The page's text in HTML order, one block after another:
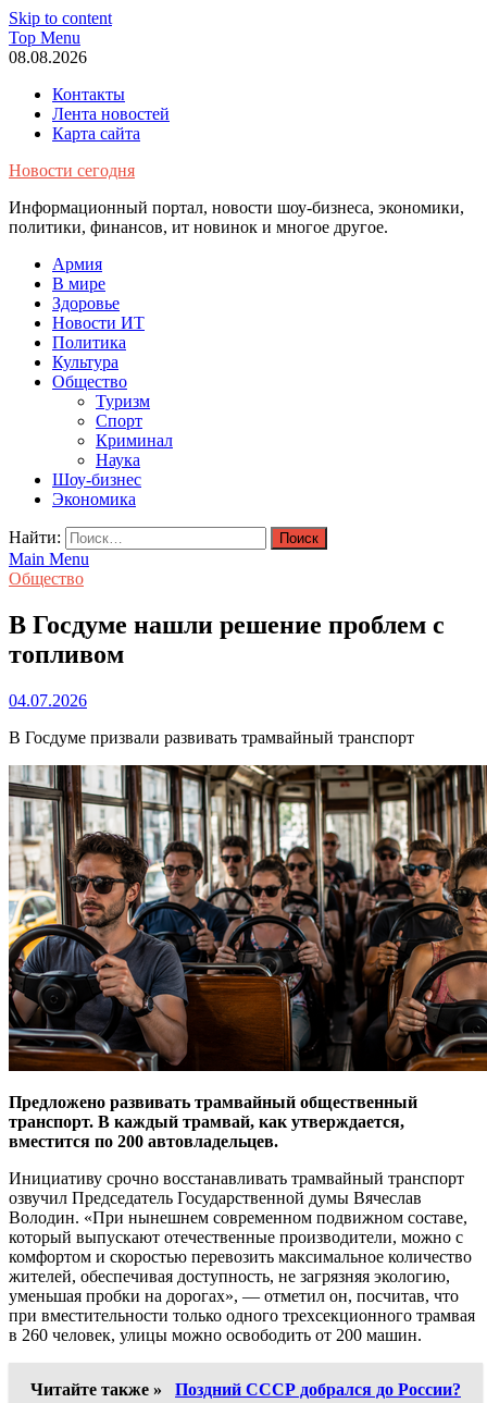
Skip to content
Top Menu
08.08.2026
Контакты
Лента новостей
Карта сайта
Новости сегодня
Информационный портал, новости шоу-бизнеса, экономики,
политики, финансов, ит новинок и многое другое.
Армия
В мире
Здоровье
Новости ИТ
Политика
Культура
Общество
Туризм
Спорт
Криминал
Наука
Шоу-бизнес
Экономика
Найти:
Main Menu
Общество
В Госдуме нашли решение проблем с
топливом
04.07.2026
В Госдуме призвали развивать трамвайный транспорт
Предложено развивать трамвайный общественный
транспорт. В каждый трамвай, как утверждается,
вместится по 200 автовладельцев.
Инициативу срочно восстанавливать трамвайный транспорт
озвучил Председатель Государственной думы Вячеслав
Володин. «При нынешнем современном подвижном составе,
который выпускают отечественные производители, можно с
комфортом и скоростью перевозить максимальное количество
жителей, обеспечивая доступность, не загрязняя экологию,
уменьшая пробки на дорогах», — отметил он, посчитав, что
при вместительности только одного трехсекционного трамвая
в 260 человек, улицы можно освободить от 200 машин.
Читайте также » Поздний СССР добрался до России?